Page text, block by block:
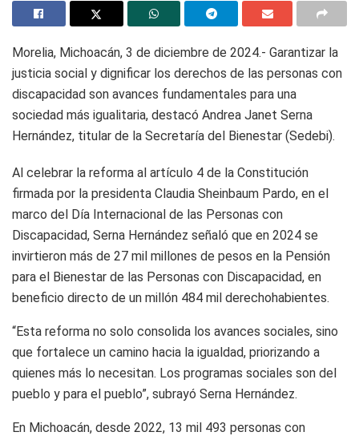
Morelia, Michoacán, 3 de diciembre de 2024.- Garantizar la
justicia social y dignificar los derechos de las personas con
discapacidad son avances fundamentales para una
sociedad más igualitaria, destacó Andrea Janet Serna
Hernández, titular de la Secretaría del Bienestar (Sedebi).
Al celebrar la reforma al artículo 4 de la Constitución
firmada por la presidenta Claudia Sheinbaum Pardo, en el
marco del Día Internacional de las Personas con
Discapacidad, Serna Hernández señaló que en 2024 se
invirtieron más de 27 mil millones de pesos en la Pensión
para el Bienestar de las Personas con Discapacidad, en
beneficio directo de un millón 484 mil derechohabientes.
“Esta reforma no solo consolida los avances sociales, sino
que fortalece un camino hacia la igualdad, priorizando a
quienes más lo necesitan. Los programas sociales son del
pueblo y para el pueblo”, subrayó Serna Hernández.
En Michoacán, desde 2022, 13 mil 493 personas con